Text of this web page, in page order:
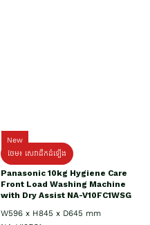
New
ថែម៖ សេវាដឹកដំឡើង
Panasonic 10kg Hygiene Care
Front Load Washing Machine
with Dry Assist NA-V10FC1WSG
W596 x H845 x D645 mm